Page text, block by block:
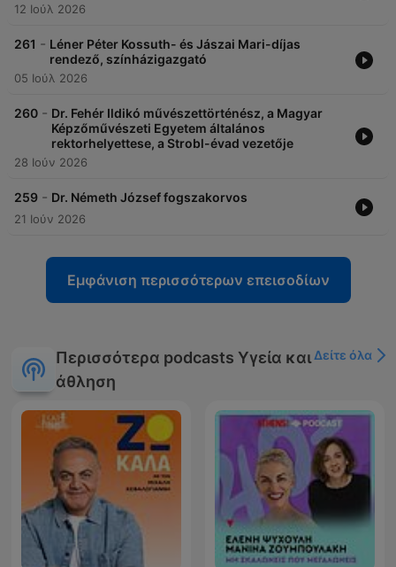
12 Ιούλ 2026
261 - Léner Péter Kossuth- és Jászai Mari-díjas
rendező, színházigazgató
05 Ιούλ 2026
260 - Dr. Fehér Ildikó művészettörténész, a Magyar
Képzőművészeti Egyetem általános
rektorhelyettese, a Strobl-évad vezetője
28 Ιούν 2026
259 - Dr. Németh József fogszakorvos
21 Ιούν 2026
Εμφάνιση περισσότερων επεισοδίων
Περισσότερα podcasts Υγεία και
άθληση
Δείτε όλα